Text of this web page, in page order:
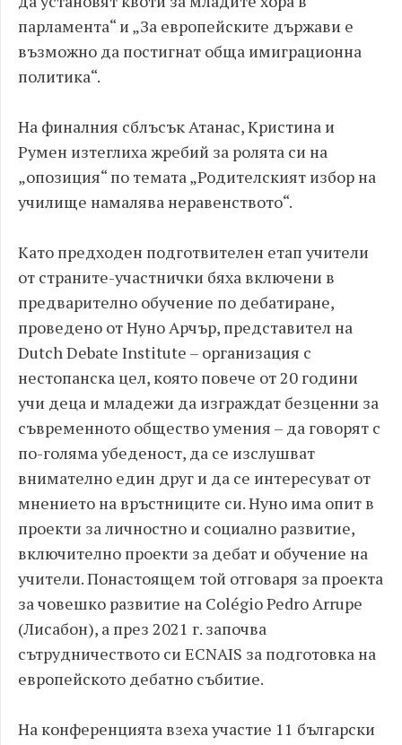
парламента“ и „За европейските държави е
възможно да постигнат обща имиграционна
политика“.
На финалния сблъсък Атанас, Кристина и
Румен изтеглиха жребий за ролята си на
„опозиция“ по темата „Родителският избор на
училище намалява неравенството“.
Като предходен подготвителен етап учители
от страните-участнички бяха включени в
предварително обучение по дебатиране,
проведено от Нуно Арчър, представител на
Dutch Debate Institute – организация с
нестопанска цел, която повече от 20 години
учи деца и младежи да изграждат безценни за
съвременното общество умения – да говорят с
по-голяма убеденост, да се изслушват
внимателно един друг и да се интересуват от
мнението на връстниците си. Нуно има опит в
проекти за личностно и социално развитие,
включително проекти за дебат и обучение на
учители. Понастоящем той отговаря за проекта
за човешко развитие на Colégio Pedro Arrupe
(Лисабон), а през 2021 г. започва
сътрудничеството си ECNAIS за подготовка на
европейското дебатно събитие.
На конференцията взеха участие 11 български